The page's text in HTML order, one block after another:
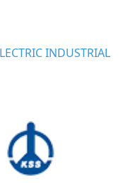
INDUSTRIAL